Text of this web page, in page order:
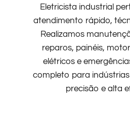
Eletricista industrial
atendimento rápido,
Realizamos
reparos, painéis,
elétricos e
completo para
precisão e alta